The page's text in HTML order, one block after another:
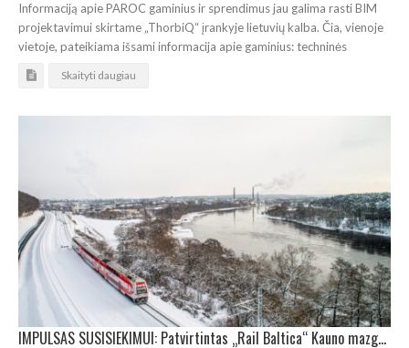
Informaciją apie PAROC gaminius ir sprendimus jau galima rasti BIM
projektavimui skirtame „ThorbiQ“ įrankyje lietuvių kalba. Čia, vienoje
vietoje, pateikiama išsami informacija apie gaminius: techninės
Skaityti daugiau
IMPULSAS SUSISIEKIMUI: Patvirtintas „Rail Baltica“ Kauno mazgo infrastruktūros vystymo planas